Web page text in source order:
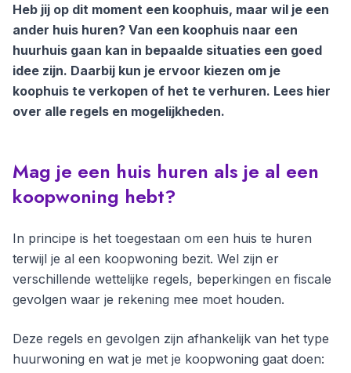
Heb jij op dit moment een koophuis, maar wil je een
ander huis huren? Van een koophuis naar een
huurhuis gaan kan in bepaalde situaties een goed
idee zijn. Daarbij kun je ervoor kiezen om je
koophuis te verkopen of het te verhuren. Lees hier
over alle regels en mogelijkheden.
Mag je een huis huren als je al een
koopwoning hebt?
In principe is het toegestaan om een huis te huren
terwijl je al een koopwoning bezit. Wel zijn er
verschillende wettelijke regels, beperkingen en fiscale
gevolgen waar je rekening mee moet houden.
Deze regels en gevolgen zijn afhankelijk van het type
huurwoning en wat je met je koopwoning gaat doen: